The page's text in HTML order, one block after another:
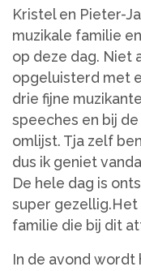
Kristel en Pieter-
muzikale familie
op deze dag. Niet
opgeluisterd met
drie fijne
speeches en bij
omlijst. Tja zelf
dus ik geniet
De hele dag is
super gezellig.Het
familie die bij dit
In de avond